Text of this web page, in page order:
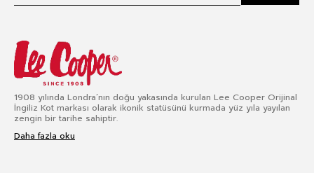
1908 yılında Londra’nın doğu yakasında kurulan Lee Cooper Orijinal
İngiliz Kot markası olarak ikonik statüsünü kurmada yüz yıla yayılan
zengin bir tarihe sahiptir.
Daha fazla oku